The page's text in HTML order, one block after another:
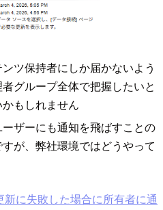
ツ保持者にしか届かないよう
グループ全体で把握したいと
もしれません
ザーにも通知を飛ばすことの
が、弊社環境ではどうやって
に失敗した場合に所有者に通